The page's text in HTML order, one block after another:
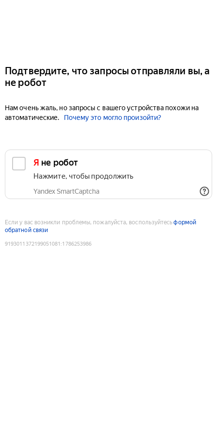
Подтвердите, что запросы отправляли вы, а
не робот
Нам очень жаль, но запросы с вашего устройства похожи на
автоматические.
Почему это могло произойти?
Я не робот
Нажмите, чтобы продолжить
Yandex SmartCaptcha
Если у вас возникли проблемы, пожалуйста, воспользуйтесьформой
обратной связи
9193011372199051081 :1786253986